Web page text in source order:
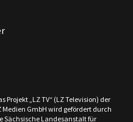
Projekt „LZ TV“ (LZ Television) der
Medien GmbH wird gefördert durch
Sächsische Landesanstalt für